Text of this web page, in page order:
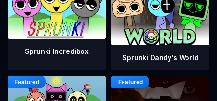
Sprunki Incredibox
Sprunki Dandy's World